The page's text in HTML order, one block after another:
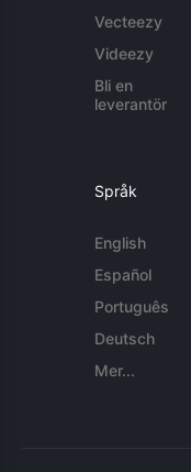
Vecteezy
Videezy
Bli en
leverantör
Språk
English
Español
Português
Deutsch
Mer...